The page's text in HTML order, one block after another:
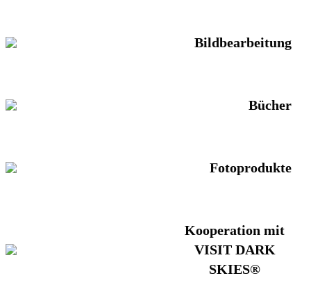
Bildbearbeitung
Bücher
Fotoprodukte
Kooperation mit
VISIT DARK
SKIES®